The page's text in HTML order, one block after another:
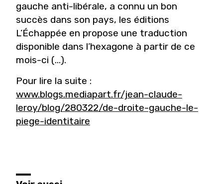
gauche anti-libérale, a connu un bon
succès dans son pays, les éditions
L’Échappée en propose une traduction
disponible dans l’hexagone à partir de ce
mois-ci (...).
Pour lire la suite :
www.blogs.mediapart.fr/jean-claude-
leroy/blog/280322/de-droite-gauche-le-
piege-identitaire